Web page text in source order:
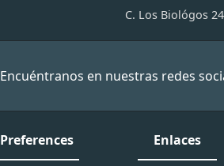
C. Los Biológos
Encuéntranos en nuestras redes
Preferences Enlaces